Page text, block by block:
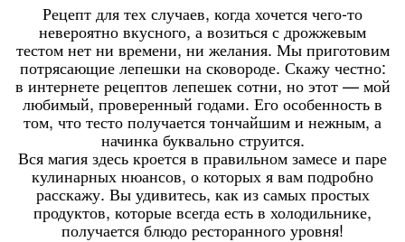
Рецепт для тех случаев, когда хочется чего-то
невероятно вкусного, а возиться с дрожжевым
тестом нет ни времени, ни желания. Мы приготовим
потрясающие лепешки на сковороде. Скажу честно:
в интернете рецептов лепешек сотни, но этот — мой
любимый, проверенный годами. Его особенность в
том, что тесто получается тончайшим и нежным, а
начинка буквально струится.
Вся магия здесь кроется в правильном замесе и паре
кулинарных нюансов, о которых я вам подробно
расскажу. Вы удивитесь, как из самых простых
продуктов, которые всегда есть в холодильнике,
получается блюдо ресторанного уровня!